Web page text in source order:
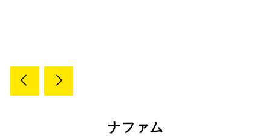
ナファム